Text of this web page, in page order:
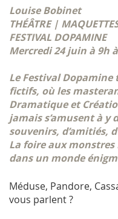
Louise Bobinet
THÉÂTRE |
FESTIVAL DOPAMINE
Mercredi 24 juin à 9h
Le Festival Dopamine
fictifs, où les
Dramatique et
jamais s’amusent à y
souvenirs, d’amitiés,
La foire aux monstres
dans un monde
Méduse, Pandore,
vous parlent ?